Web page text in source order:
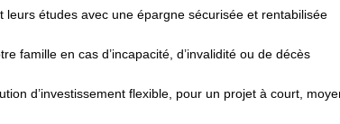
leurs études avec une épargne sécurisée et rentabilisée
famille en cas d’incapacité, d’invalidité ou de décès
d’investissement flexible, pour un projet à court,